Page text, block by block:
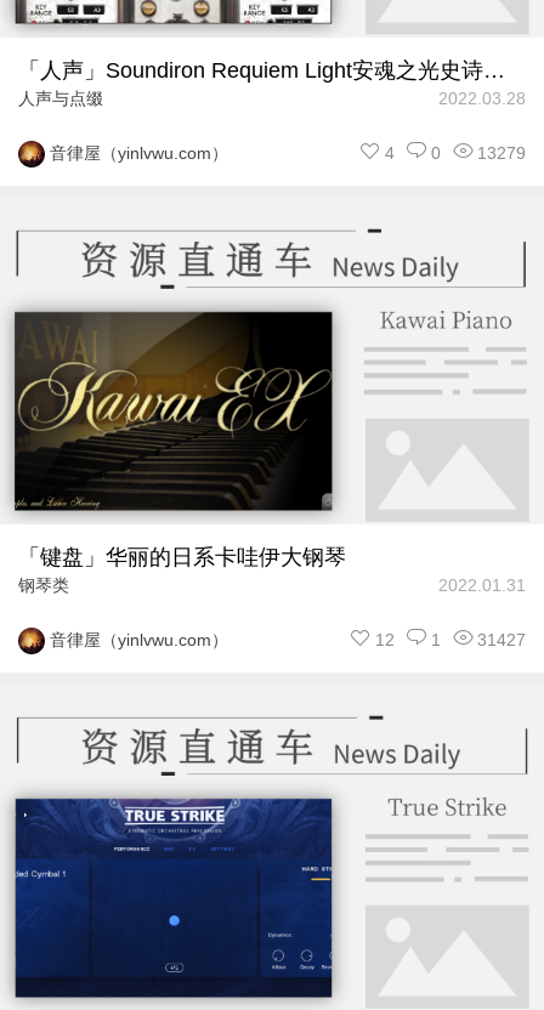
「人声」Soundiron Requiem Light安魂之光史诗合唱
人声与点缀 2022.03.28
音律屋（yinlvwu.com） 13279
0
4
「键盘」华丽的日系卡哇伊大钢琴
钢琴类 2022.01.31
音律屋（yinlvwu.com） 31427
1
12